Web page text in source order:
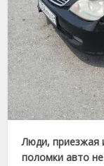
Люди, приезжая
поломки авто